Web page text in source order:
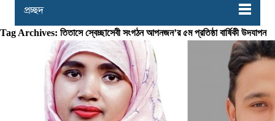
প্রচ্ছদ
Tag Archives: তিতাসে স্বেচ্ছাসেবী সংগঠন আপনজন’র ৫ম প্রতিষ্ঠা বার্ষিকী উদযাপন